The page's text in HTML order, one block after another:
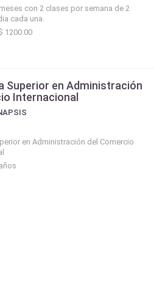
con 2 clases por semana de 2
cada una.
1200.00
Superior en Administración
Internacional
en Administración del Comercio